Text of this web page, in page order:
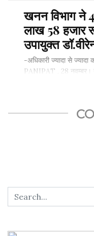
SHARE THIS...
खनन विभाग ने
लाख 58 हजार
उपायुक्त
-अधिकारी ज्यादा से
PANIPAT , 28 नवम्बर।
SHARE THIS...